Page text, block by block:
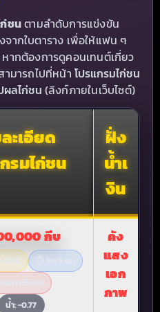
ชนตามลำดับการแข่งขัน
ากใบตาราง เพื่อให้แฟน ๆ
ากต้องการดูคอนเทนต์เกี่ยว
ามารถไปที่หน้าโปรแกรมไก่ชน
ผลไก่ชน (ลิงก์ภายในเว็บไซต์)
ะเอียด
รมไก่ชน
ฝั่ง
น้ำเ
งิน
กีบ
น้ำ: -0.77
คัง
แสง
เอก
ภาพ